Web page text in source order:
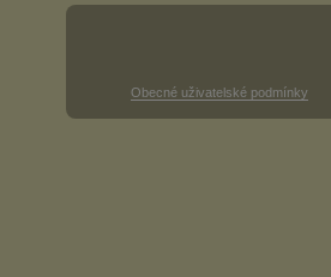
Obecné uživatelské podmínky